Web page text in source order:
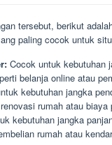
tersebut, berikut
paling cocok untuk
Cocok untuk kebutuhan
belanja online atau
kebutuhan jangka
rumah atau biaya
kebutuhan jangka
rumah atau